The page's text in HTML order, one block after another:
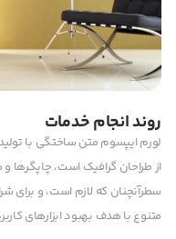
روند انجام خدمات
لورم ایپسوم متن ساختگی با
از طراحان گرافیک است، چاپگرها
سطرآنچنان که لازم است، و برای
متنوع با هدف بهبود ابزارهای